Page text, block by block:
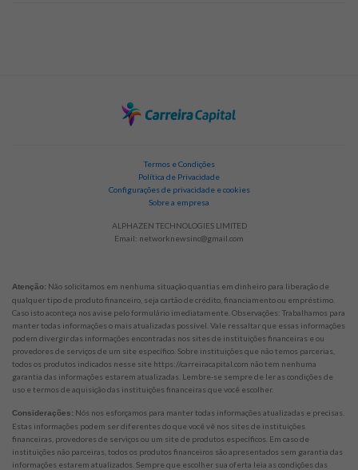
Termos e Condições
Política de Privacidade
Configurações de privacidade e cookies
Sobre a empresa
ALPHAZEN TECHNOLOGIES LIMITED
Email: networknewsinc@gmail.com
Atenção: Não solicitamos em nenhuma situação quantias em dinheiro para liberação de
qualquer tipo de produto financeiro, seja cartão de crédito, financiamento ou empréstimo.
Caso isto aconteça nos avise pelo formulário imediatamente. Observações: Trabalhamos para
manter todas informações o mais atualizadas possível. Vale ressaltar que essas informações
podem divergir das informações encontradas nos sites de instituições financeiras e ou
provedores de serviços de um site específico. Sobre instituições que não temos parcerias,
todos os produtos indicados nesse site https://carreiracapital.com não tem nenhuma
garantia das informações estarem atualizadas. Lembre-se sempre de ler as condições de
uso e termos de aquisição das instituições financeiras que você escolher.
Considerações: Nós nos esforçamos para manter todas informações atualizadas e precisas.
Estas informações podem ser diferentes do que você vê nos sites de instituições
financeiras, provedores de serviços ou um site de produtos específicos. Em caso de
instituições não parceiras, todos os produtos financeiros são apresentados sem garantia das
informações estarem atualizados. Sempre que escolher sua oferta leia as condições das